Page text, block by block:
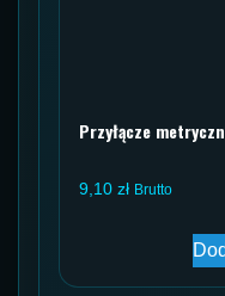
Przyłącze
9,10 zł Brutto